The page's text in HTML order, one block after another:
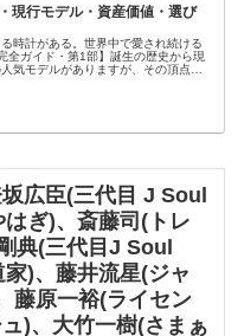
現行モデル・資産価値・選び
時計がある。世界中で愛され続ける
全ガイド・第1部】誕生の歴史から現
気モデルがありますが、その頂点に
広臣(三代目 J Soul
ぎ)、斎藤司(トレ
典(三代目J Soul
)、藤井流星(ジャ
藤原一裕(ライセン
)、大竹一樹(さまぁ